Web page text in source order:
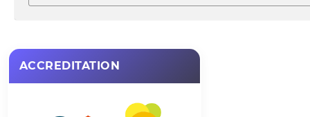
ACCREDITATION